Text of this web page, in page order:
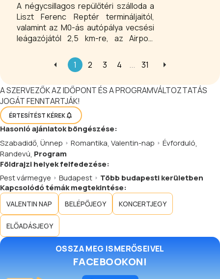
A négycsillagos repülőtéri szálloda a
Liszt Ferenc Reptér termináljaitól,
valamint az M0-ás autópálya vecsési
leágazójától 2,5 km-re, az Airport
mindössze 20 percre Budapest
központjától. Budapest repülőtéri
termekkel, tárgyalókkal, ingyenes
vezeték nélküli internet
hozzáféréssel, non-stop étteremmel,
ingyenes transzferrel, kávézóval várja
üzleti, és egyéni utazókat egyaránt.
Vállaljuk rendezvények, esküvők,
tárgyalások és konferenciák
szervezését és lebonyolítását. A
szálloda teljes egészében klimatizált
és nem dohányzó.
1 2 3 4 ... 31
A SZERVEZŐK AZ IDŐPONT ÉS A PROGRAMVÁLTOZTATÁS
JOGÁT FENNTARTJÁK!
ÉRTESÍTÉST KÉREK
Hasonlóajánlatokböngészése:
Szabadidő, Ünnep Romantika, Valentin-nap Évforduló,
Randevú, Program
Földrajzi helyek felfedezése:
Pest vármegye
Budapest
Több budapesti kerületben
Kapcsolódó témák megtekintése:
VALENTIN NAP BELÉPŐJEGY KONCERTJEGY
ELŐADÁSJEGY
OSSZA MEG ISMERŐSEIVEL
FACEBOOKON!